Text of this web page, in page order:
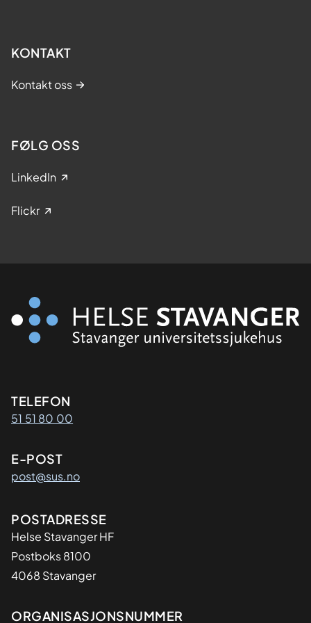
KONTAKT
Kontakt oss
FØLG OSS
LinkedIn
Flickr
Kontaktinformasjon
TELEFON
51 51 80 00
E-POST
post@sus.no
Adresse
POSTADRESSE
Helse Stavanger HF
Postboks 8100
4068 Stavanger
ORGANISASJONSNUMMER